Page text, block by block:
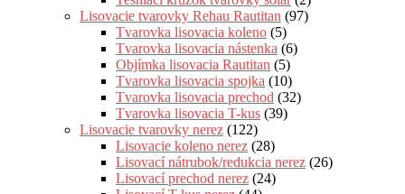
Lisovacie tvarovky Rehau Rautitan (97)
Tvarovka lisovacia koleno (5)
Tvarovka lisovacia nástenka (6)
Objímka lisovacia Rautitan (5)
Tvarovka lisovacia spojka (10)
Tvarovka lisovacia prechod (32)
Tvarovka lisovacia T-kus (39)
Lisovacie tvarovky nerez (122)
Lisovacie koleno nerez (28)
Lisovací nátrubok/redukcia nerez (26)
Lisovací prechod nerez (24)